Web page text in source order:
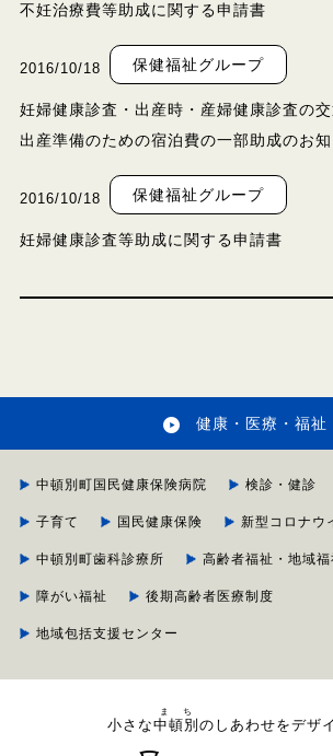
不妊治療費等助成に関する申請書
2016/10/18 保健福祉グループ
妊婦健康診査・出産時・産婦健康診査の
出産準備のための宿泊費の一部助成のお
2016/10/18 保健福祉グループ
妊婦健康診査等助成に関する申請書
健康・医療・福祉
中頓別町国民健康保険病院 検診・健診
子育て 国民健康保険 新型コロナウ
中頓別町歯科診療所 高齢者福祉・地域福
障がい福祉 後期高齢者医療制度
地域包括支援センター
小さな中頓別
まち
のしあわせをデザ